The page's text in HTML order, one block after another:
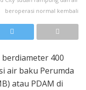
beroperasi normal kembali
400
air baku Perumda
atau PDAM di